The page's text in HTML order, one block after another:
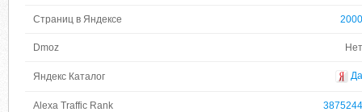
Страниц в Яндексе 2000
Dmoz Нет
Яндекс Каталог Да
Alexa Traffic Rank 3875244